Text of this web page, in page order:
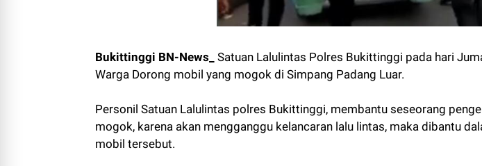
Bukittinggi BN-News_ Satuan Lalulintas Polres Bukittinggi pada hari
Warga Dorong mobil yang mogok di Simpang Padang Luar.
Personil Satuan Lalulintas polres Bukittinggi, membantu seseorang
mogok, karena akan mengganggu kelancaran lalu lintas, maka dibantu
mobil tersebut.